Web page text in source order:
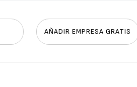
AÑADIR EMPRESA GRATIS